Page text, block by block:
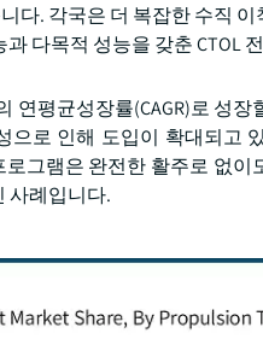
다. 각국은 더 복잡한 수직
다목적 성능을 갖춘 CTOL
연평균성장률(CAGR)로 성
로 인해 도입이 확대되고
그램은 완전한 활주로 없
사례입니다.